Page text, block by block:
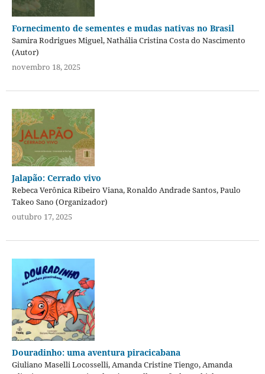
Fornecimento de sementes e mudas nativas no Brasil
Samira Rodrigues Miguel, Nathália Cristina Costa do Nascimento
(Autor)
novembro 18, 2025
Jalapão: Cerrado vivo
Rebeca Verônica Ribeiro Viana, Ronaldo Andrade Santos, Paulo
Takeo Sano (Organizador)
outubro 17, 2025
Douradinho: uma aventura piracicabana
Giuliano Maselli Locosselli, Amanda Cristine Tiengo, Amanda